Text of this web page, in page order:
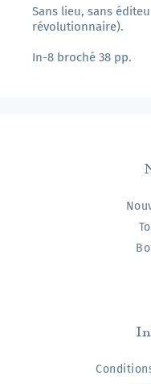
Sans lieu, sans
révolutionnaire).
In-8 broché 38 pp.